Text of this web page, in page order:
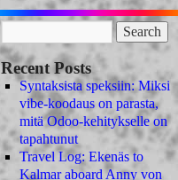
Recent Posts
Syntaksista speksiin: Miksi
vibe-koodaus on parasta,
mitä Odoo-kehitykselle on
tapahtunut
Travel Log: Ekenäs to
Kalmar aboard Anny von